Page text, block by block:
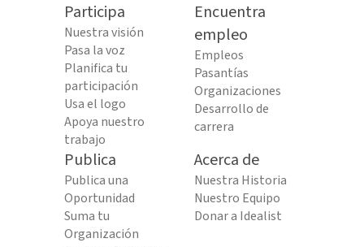
Participa
Nuestra visión
Pasa la voz
Planifica tu
participación
Usa el logo
Apoya nuestro
trabajo
Encuentra
empleo
Empleos
Pasantías
Organizaciones
Desarrollo de
carrera
Publica
Publica una
Oportunidad
Suma tu
Organización
Acerca de
Nuestra Historia
Nuestro Equipo
Donar a Idealist